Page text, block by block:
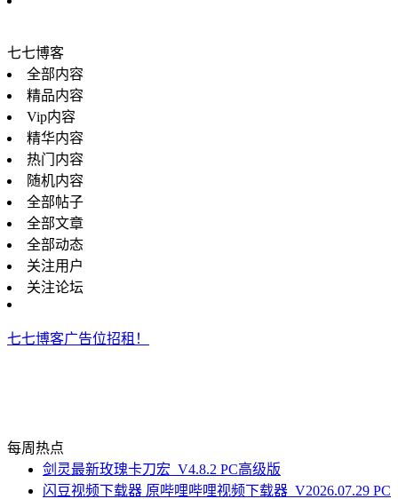
七七博客
全部内容
精品内容
Vip内容
精华内容
热门内容
随机内容
全部帖子
全部文章
全部动态
关注用户
关注论坛
七七博客广告位招租！
每周热点
剑灵最新玫瑰卡刀宏_V4.8.2 PC高级版
闪豆视频下载器 原哔哩哔哩视频下载器_V2026.07.29 PC